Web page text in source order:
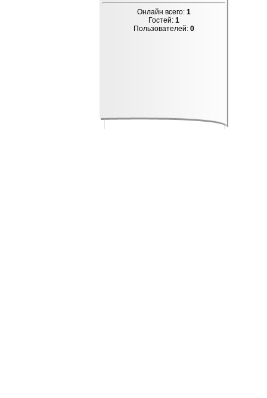
Онлайн всего: 1
Гостей: 1
Пользователей: 0